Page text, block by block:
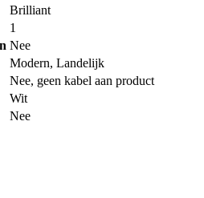
Brilliant
1
Nee
Modern, Landelijk
Nee, geen kabel aan product
Wit
Nee